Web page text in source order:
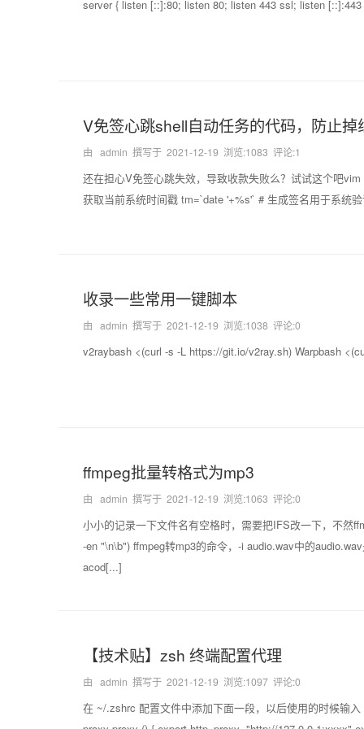
server { listen [::]:80; listen 80; listen 443 ssl; listen
V免签心跳shell自动任务的代码，防止掉
由 admin 撰写于 2021-12-19 浏览:1083 评论:1
还在担心V免签心跳失效，导致收款失败么？试试这个吧
获取当前系统时间戳 tm=`date '+%s'` # 生成签名用于系统
收录一些常用一键脚本
由 admin 撰写于 2021-12-19 浏览:1038 评论:0
v2raybash <(curl -s -L https://git.io/v2ray.sh) Warpbash
ffmpeg批量转格式为mp3
由 admin 撰写于 2021-12-19 浏览:1063 评论:0
小小的记录一下文件名有空格时，需要把IFS改一下，不然
-en "\n\b") ffmpeg转mp3的命令，-i audio.wav中的
acod[...]
【技术贴】zsh 终端配置代理
由 admin 撰写于 2021-12-19 浏览:1097 评论:0
在 ~/.zshrc 配置文件中添加下面一段，以后使用的时候输